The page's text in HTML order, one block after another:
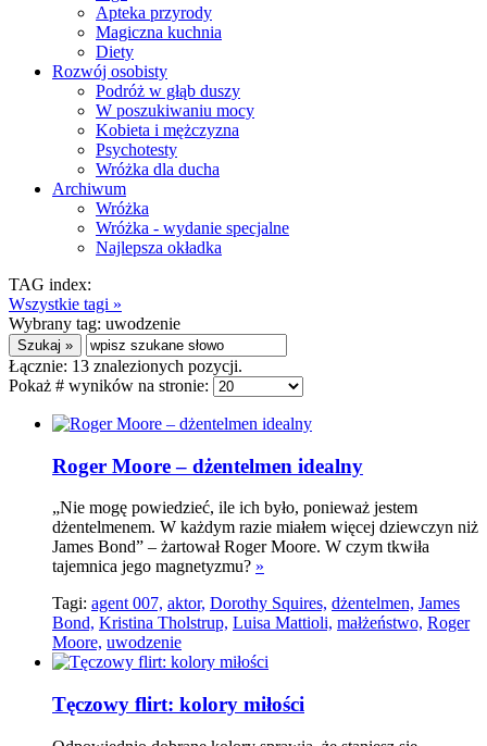
Apteka przyrody
Magiczna kuchnia
Diety
Rozwój osobisty
Podróż w głąb duszy
W poszukiwaniu mocy
Kobieta i mężczyzna
Psychotesty
Wróżka dla ducha
Archiwum
Wróżka
Wróżka - wydanie specjalne
Najlepsza okładka
TAG index:
Wszystkie tagi »
Wybrany tag: uwodzenie
Łącznie: 13 znalezionych pozycji.
Pokaż # wyników na stronie:
Roger Moore – dżentelmen idealny
„Nie mogę powiedzieć, ile ich było, ponieważ jestem
dżentelmenem. W każdym razie miałem więcej dziewczyn niż
James Bond” – żartował Roger Moore. W czym tkwiła
tajemnica jego magnetyzmu? »
Tagi: agent 007, aktor, Dorothy Squires, dżentelmen, James
Bond, Kristina Tholstrup, Luisa Mattioli, małżeństwo, Roger
Moore, uwodzenie
Tęczowy flirt: kolory miłości